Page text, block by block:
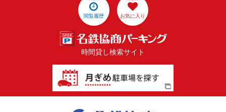
閲覧履歴 お気に入り
時間貸し検索サイト